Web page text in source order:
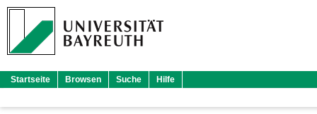
Startseite Browsen Suche Hilfe